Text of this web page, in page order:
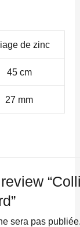
de zinc
45 cm
27 mm
sera pas